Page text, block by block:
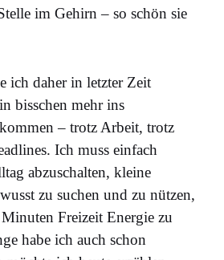
im Gehirn – so schön sie
ich daher in letzter Zeit
bisschen mehr ins
– trotz Arbeit, trotz
Ich muss einfach
abzuschalten, kleine
zu suchen und zu nützen,
Freizeit Energie zu
habe ich auch schon